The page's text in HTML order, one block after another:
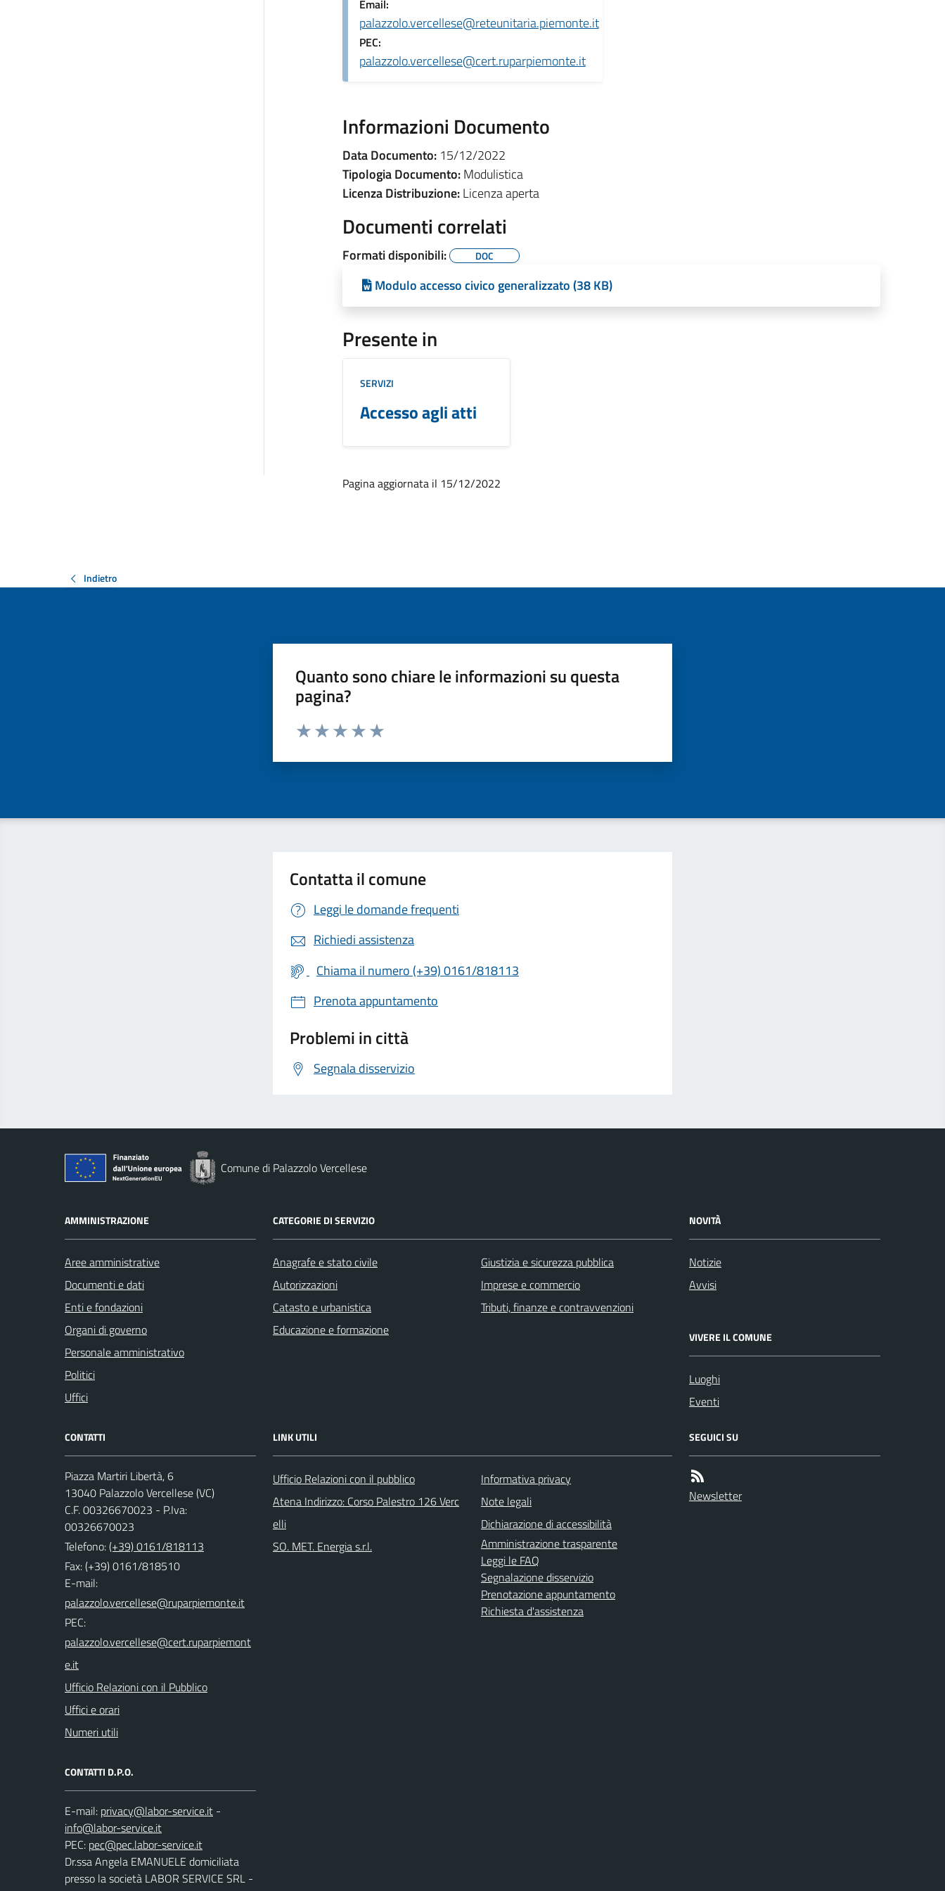
Email:
palazzolo.vercellese@reteunitaria.piemonte.it
PEC:
palazzolo.vercellese@cert.ruparpiemonte.it
Informazioni Documento
Data Documento:15/12/2022
Tipologia Documento:Modulistica
Licenza Distribuzione:Licenza aperta
Documenti correlati
Formati disponibili: DOC
Modulo accesso civico generalizzato (38 KB)
Presente in
SERVIZI
Accesso agli atti
Pagina aggiornata il 15/12/2022
Indietro
Quanto sono chiare le informazioni su questa
pagina?
Valuta da 1 a 5 stelle la pagina
Contatta il comune
Leggi le domande frequenti
Richiedi assistenza
Chiama il numero (+39) 0161/818113
Prenota appuntamento
Problemi in città
Segnala disservizio
Comune di Palazzolo Vercellese
AMMINISTRAZIONE
Aree amministrative
Documenti e dati
Enti e fondazioni
Organi di governo
Personale amministrativo
Politici
Uffici
CATEGORIE DI SERVIZIO
Anagrafe e stato civile
Autorizzazioni
Catasto e urbanistica
Educazione e formazione
Giustizia e sicurezza pubblica
Imprese e commercio
Tributi, finanze e contravvenzioni
NOVITÀ
Notizie
Avvisi
VIVERE IL COMUNE
Luoghi
Eventi
CONTATTI
Piazza Martiri Libertà, 6
13040 Palazzolo Vercellese (VC)
C.F. 00326670023 - P.Iva:
00326670023
Telefono:(+39) 0161/818113
Fax: (+39) 0161/818510
E-mail:
PEC:
Ufficio Relazioni con il Pubblico
Uffici e orari
Numeri utili
CONTATTI D.P.O.
E-mail:
-
PEC:
Dr.ssa Angela EMANUELE domiciliata
presso la società LABOR SERVICE SRL -
LINK UTILI
Ufficio Relazioni con il pubblico
Atena Indirizzo: Corso Palestro 126 Verc
elli
SO. MET. Energia s.r.l.
Informativa privacy
Note legali
Dichiarazione di accessibilità
Amministrazione trasparente
Leggi le FAQ
Segnalazione disservizio
Prenotazione appuntamento
Richiesta d'assistenza
SEGUICI SU
Newsletter